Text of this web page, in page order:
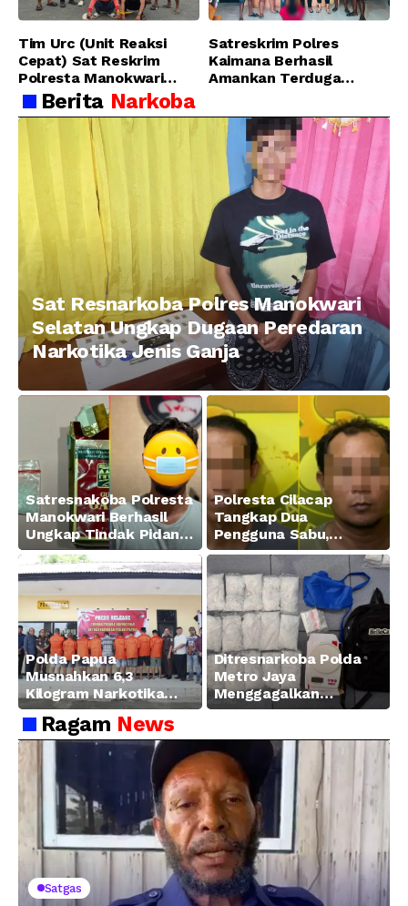
Tim Urc (Unit Reaksi
Cepat) Sat Reskrim
Polresta Manokwari
Berhasil Tangkap 2
Pelaku Pengeroyokan di
Taman Ria kab.
Manokwari
Satreskrim Polres
Kaimana Berhasil
Amankan Terduga
Menggunakan Senjata
Tajam
Berita Narkoba
Sat Resnarkoba Polres Manokwari
Selatan Ungkap Dugaan Peredaran
Narkotika Jenis Ganja
Satresnakoba Polresta
Manokwari Berhasil
Ungkap Tindak Pidana
Narkotika Golongan I
Jenis Sabu di Jalan
Swapen Perkebunan
Manokwari
Polresta Cilacap
Tangkap Dua
Pengguna Sabu,
Amankan Paket 0,34
Gram
Polda Papua
Musnahkan 6,3
Kilogram Narkotika
Hasil Pengungkapan
Jaringan Lintas
Wilayah Februari 2026
Ditresnarkoba Polda
Metro Jaya
Menggagalkan
Peredaran Sabu 5,3 Kg
Ragam News
Satgas